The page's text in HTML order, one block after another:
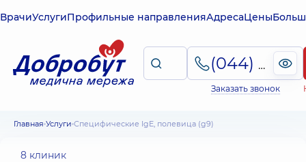
ВрачиУслугиПрофильные направленияАдресаЦены
(044) 495-2-888
Заказать звонок
Главная Услуги Специфические IgE, полевица (g9)
8 клиник